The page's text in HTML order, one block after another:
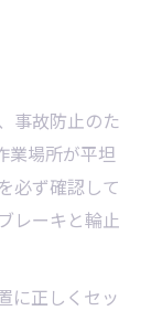
事故防止のた
業場所が平坦
必ず確認して
レーキと輪止
に正しくセッ